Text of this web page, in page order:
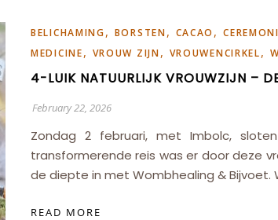
BELICHAMING, BORSTEN, CACAO ,
MEDICINE, VROUW ZIJN, VROUWENCIRKEL,
4-LUIK NATUURLIJK VROUWZIJN –
February 22, 2026
Zondag 2 februari, met Imbolc,
transformerende reis was er door deze
de diepte in met Wombhealing & Bijvoet.
READ MORE